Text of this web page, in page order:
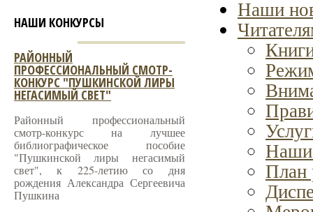
Наши
Наши
План
НАШИ КОНКУРСЫ
РАЙОННЫЙ
ПРОФЕССИОНАЛЬНЫЙ СМОТР-
КОНКУРС "ПУШКИНСКОЙ ЛИРЫ
НЕГАСИМЫЙ СВЕТ"
Районный профессиональный
смотр-конкурс на лучшее
библиографическое пособие
"Пушкинской лиры негасимый
свет", к 225-летию со дня
рождения Александра Сергеевича
Пушкина